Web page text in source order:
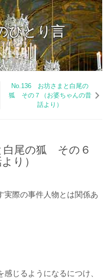
ひとり言
ひとり言
No.136 お坊さまと白尾の
狐 その７（お婆ちゃんの昔
話より）
尾の狐 その６
り）
実際の事件人物とは関係あ
じるようになるにつけ、